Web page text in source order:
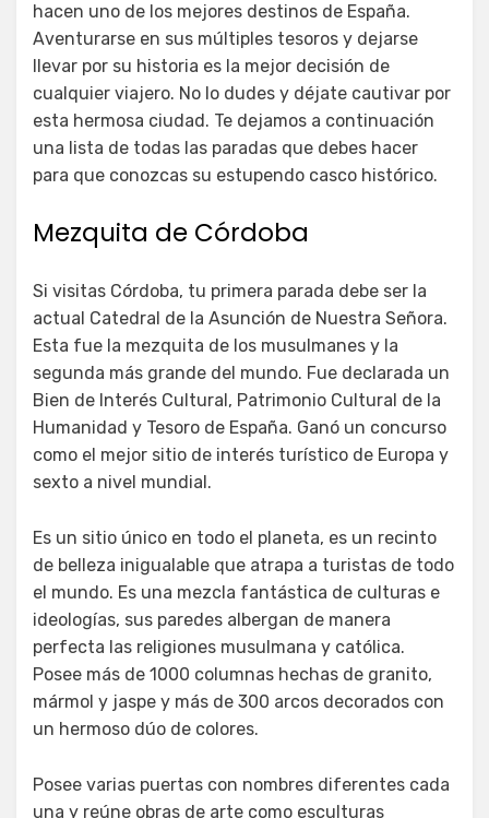
hacen uno de los mejores destinos de España.
Aventurarse en sus múltiples tesoros y dejarse
llevar por su historia es la mejor decisión de
cualquier viajero. No lo dudes y déjate cautivar por
esta hermosa ciudad. Te dejamos a continuación
una lista de todas las paradas que debes hacer
para que conozcas su estupendo casco histórico.
Mezquita de Córdoba
Si visitas Córdoba, tu primera parada debe ser la
actual Catedral de la Asunción de Nuestra Señora.
Esta fue la mezquita de los musulmanes y la
segunda más grande del mundo. Fue declarada un
Bien de Interés Cultural, Patrimonio Cultural de la
Humanidad y Tesoro de España. Ganó un concurso
como el mejor sitio de interés turístico de Europa y
sexto a nivel mundial.
Es un sitio único en todo el planeta, es un recinto
de belleza inigualable que atrapa a turistas de todo
el mundo. Es una mezcla fantástica de culturas e
ideologías, sus paredes albergan de manera
perfecta las religiones musulmana y católica.
Posee más de 1000 columnas hechas de granito,
mármol y jaspe y más de 300 arcos decorados con
un hermoso dúo de colores.
Posee varias puertas con nombres diferentes cada
una y reúne obras de arte como esculturas